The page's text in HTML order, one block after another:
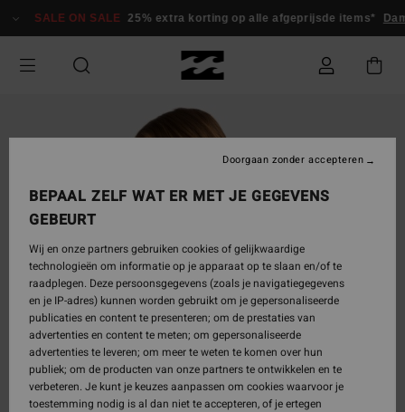
naar
SALE ON SALE 25% extra korting op alle afgeprijsde items*
BEPAAL ZELF WAT ER MET JE GEGEVENS
GEBEURT
Wij en onze partners gebruiken cookies of gelijkwaardige
technologieën om informatie op je apparaat op te slaan en/of te
raadplegen. Deze persoonsgegevens (zoals je navigatiegegevens
en je IP-adres) kunnen worden gebruikt om je gepersonaliseerde
publicaties en content te presenteren; om de prestaties van
advertenties en content te meten; om gepersonaliseerde
advertenties te leveren; om meer te weten te komen over hun
publiek; om de producten van onze partners te ontwikkelen en te
verbeteren. Je kunt je keuzes aanpassen om cookies waarvoor je
toestemming nodig is al dan niet te accepteren, of je ertegen
Doorgaan zonder accepteren